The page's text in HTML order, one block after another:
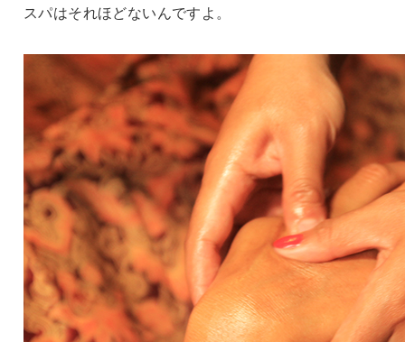
スパはそれほどないんですよ。